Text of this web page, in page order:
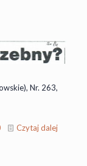
Nr. 263,
Czytaj dalej